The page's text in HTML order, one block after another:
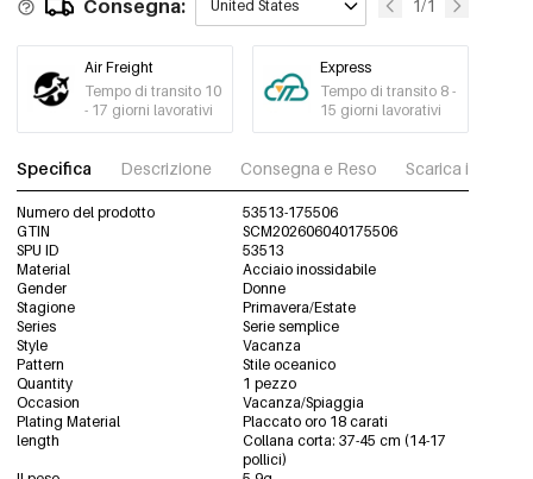
Consegna: United States 1/1
Air Freight
Tempo di transito 10
- 17 giorni lavorativi
Express
Tempo di transito 8 -
15 giorni lavorativi
Specifica Descrizione Consegna e Reso Scarica immagini
Numero del prodotto
53513-175506
GTIN
SCM202606040175506
SPU ID
53513
Material
Acciaio inossidabile
Gender
Donne
Stagione
Primavera/Estate
Series
Serie semplice
Style
Vacanza
Pattern
Stile oceanico
Quantity
1 pezzo
Occasion
Vacanza/Spiaggia
Plating Material
Placcato oro 18 carati
length
Collana corta: 37-45 cm (14-17
pollici)